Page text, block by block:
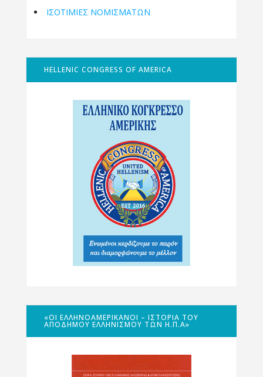
ΙΣΟΤΙΜΙΕΣ ΝΟΜΙΣΜΑΤΩΝ
HELLENIC CONGRESS OF AMERICA
«ΟΙ ΕΛΛΗΝΟΑΜΕΡΙΚΑΝΟΊ – ΙΣΤΟΡΊΑ ΤΟΥ
ΑΠΌΔΗΜΟΥ ΕΛΛΗΝΙΣΜΟΎ ΤΩΝ Η.Π.Α»